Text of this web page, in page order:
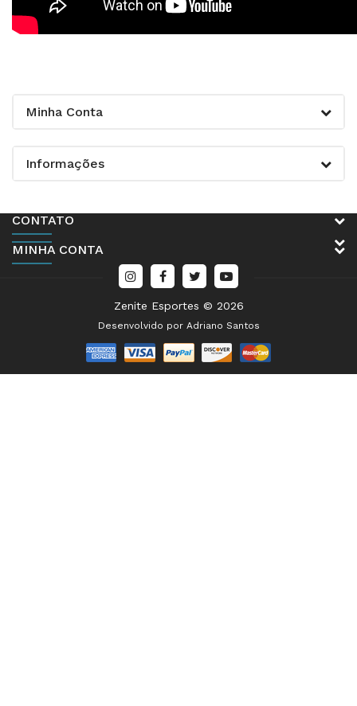
Minha Conta
Informações
CONTATO
MINHA CONTA
Zenite Esportes © 2026
Desenvolvido por Adriano Santos